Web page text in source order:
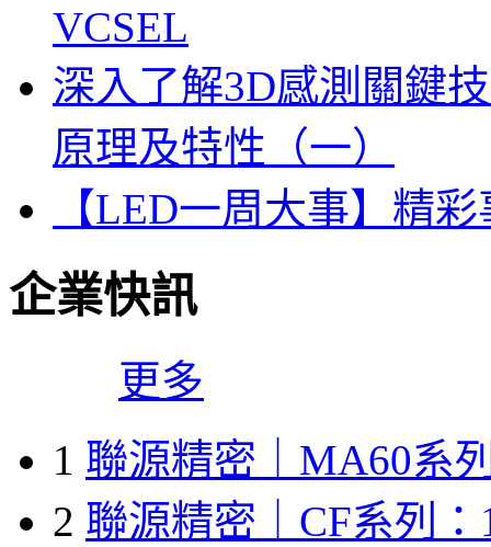
VCSEL
深入了解3D感測關鍵
原理及特性（一）
【LED一周大事】精
企業快訊
更多
1 聯源精密｜MA60系
2 聯源精密｜CF系列：